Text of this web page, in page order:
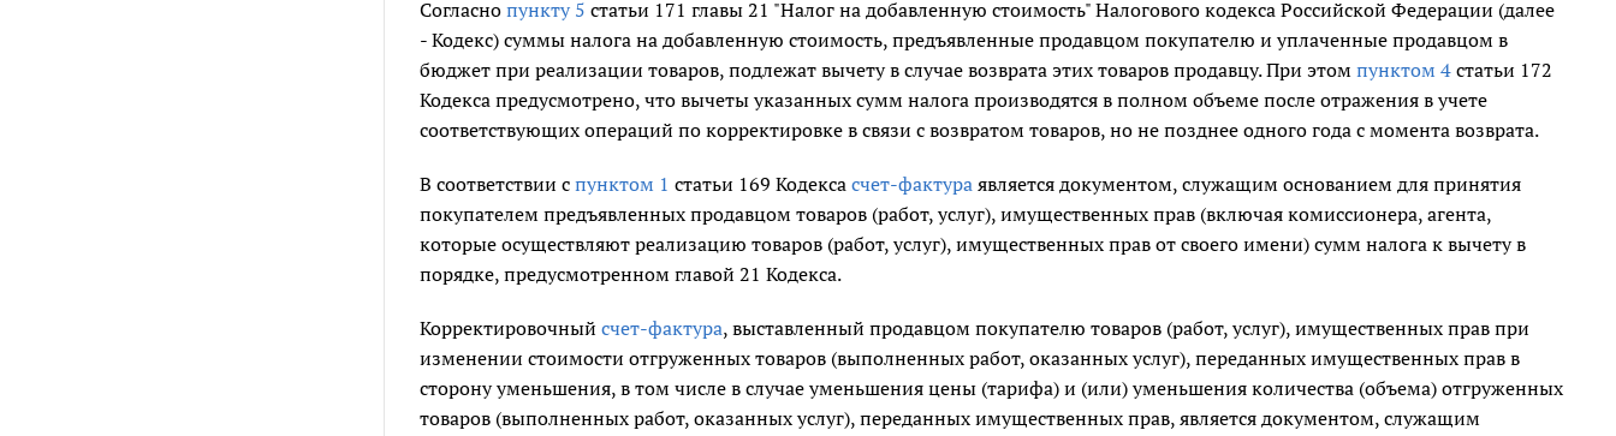
Согласно пункту 5 статьи 171 главы 21 "Налог на добавленную стоимость" Налогового кодекса Российской Федерации (далее
- Кодекс) суммы налога на добавленную стоимость, предъявленные продавцом покупателю и уплаченные продавцом в
бюджет при реализации товаров, подлежат вычету в случае возврата этих товаров продавцу. При этом пунктом 4статьи 172
Кодекса предусмотрено, что вычеты указанных сумм налога производятся в полном объеме после отражения в учете
соответствующих операций по корректировке в связи с возвратом товаров, но не позднее одного года с момента возврата.
В соответствии с пунктом 1 статьи 169 Кодекса счет-фактура является документом, служащим основанием для принятия
покупателем предъявленных продавцом товаров (работ, услуг), имущественных прав (включая комиссионера, агента,
которые осуществляют реализацию товаров (работ, услуг), имущественных прав от своего имени) сумм налога к вычету в
порядке, предусмотренном главой 21 Кодекса.
Корректировочный счет-фактура, выставленный продавцом покупателю товаров (работ, услуг), имущественных прав при
изменении стоимости отгруженных товаров (выполненных работ, оказанных услуг), переданных имущественных прав в
сторону уменьшения, в том числе в случае уменьшения цены (тарифа) и (или) уменьшения количества (объема) отгруженных
товаров (выполненных работ, оказанных услуг), переданных имущественных прав, является документом, служащим